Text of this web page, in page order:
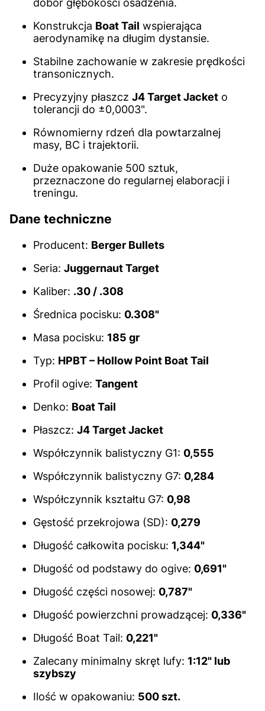
dobór głębokości osadzenia.
Konstrukcja Boat Tail wspierająca
aerodynamikę na długim dystansie.
Stabilne zachowanie w zakresie prędkości
transonicznych.
Precyzyjny płaszcz J4 Target Jacket o
tolerancji do ±0,0003".
Równomierny rdzeń dla powtarzalnej
masy, BC i trajektorii.
Duże opakowanie 500 sztuk,
przeznaczone do regularnej elaboracji i
treningu.
Dane techniczne
Producent: Berger Bullets
Seria: Juggernaut Target
Kaliber: .30 / .308
Średnica pocisku: 0.308"
Masa pocisku: 185 gr
Typ: HPBT – Hollow Point Boat Tail
Profil ogive: Tangent
Denko: Boat Tail
Płaszcz: J4 Target Jacket
Współczynnik balistyczny G1: 0,555
Współczynnik balistyczny G7: 0,284
Współczynnik kształtu G7: 0,98
Gęstość przekrojowa (SD): 0,279
Długość całkowita pocisku: 1,344"
Długość od podstawy do ogive: 0,691"
Długość części nosowej: 0,787"
Długość powierzchni prowadzącej: 0,336"
Długość Boat Tail: 0,221"
Zalecany minimalny skręt lufy: 1:12" lub
szybszy
Ilość w opakowaniu: 500 szt.